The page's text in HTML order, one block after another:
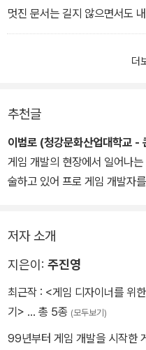
멋진 문서는 길지 않으면서도
더
추천글
이범로 (청강문화산업대학교 -
게임 개발의 현장에서 일어나
술하고 있어 프로 게임 개발자
이 경쟁력을 가질 수 있는가에
험해 보아야만 알 수 있는 소중
들에게도 실질적인 도움을 줄
저자 소개
지은이: 주진영
최근작 : <게임 디자이너를 위
기> … 총 5종 (모두보기)
99년부터 게임 개발을 시작한